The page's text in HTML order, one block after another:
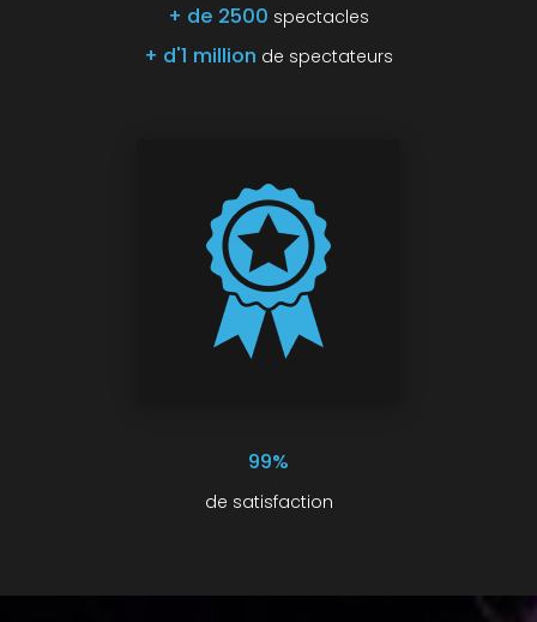
+ de 2500 spectacles
+ d'1 million de spectateurs
99%
de satisfaction